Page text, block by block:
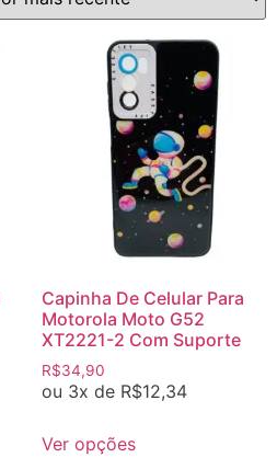
Capinha De Celular Para
Motorola Moto G52
XT2221-2 Com Suporte
R$34,90
ou 3x de R$12,34
Ver opções